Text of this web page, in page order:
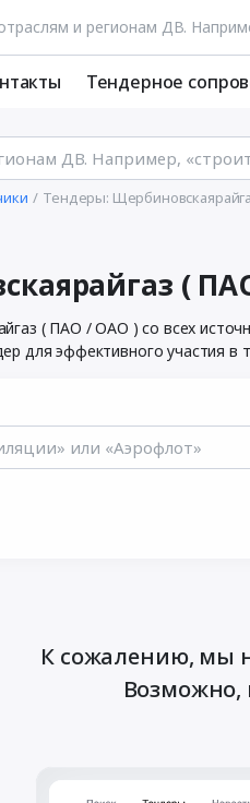
Тендерное
Тендеры:
(
( ПАО / ОАО ) со всех
для эффективного участия в
К сожалению, мы
Возможно,